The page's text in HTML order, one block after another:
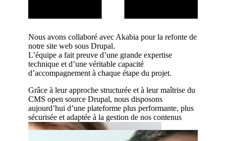
Nous avons collaboré avec Akabia pour la refonte de
notre site web sous Drupal.
L’équipe a fait preuve d’une grande expertise
technique et d’une véritable capacité
d’accompagnement à chaque étape du projet.
Grâce à leur approche structurée et à leur maîtrise du
CMS open source Drupal, nous disposons
aujourd’hui d’une plateforme plus performante, plus
sécurisée et adaptée à la gestion de nos contenus